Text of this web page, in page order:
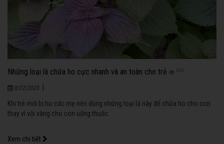
Những loại lá chữa ho cực nhanh và an toàn cho trẻ 853
8/22/2020
Khi trẻ mới bị ho các mẹ nên dùng những loại lá này để chữa ho cho con
thay vì vội vàng cho con uống thuốc.
Xem chi tiết